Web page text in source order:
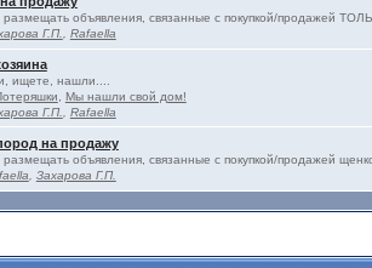
размещать объявления, связанные с покупкой/продажей
Г.П. Rafaella
ищете, нашли....
Мы нашли свой дом!
Г.П. Rafaella
на продажу
объявления, связанные с покупкой/продажей
Захарова Г.П.